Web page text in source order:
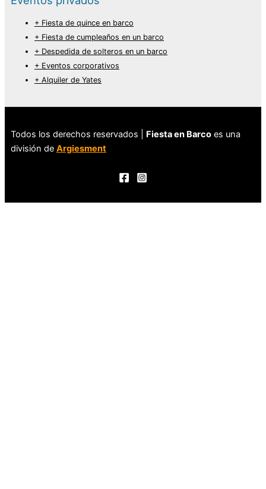
+ Fiesta de quince en barco
+ Fiesta de cumpleaños en un barco
+ Despedida de solteros en un barco
+ Eventos corporativos
+ Alquiler de Yates
Todos los derechos reservados | Fiesta en Barco es una
división de Argiesment